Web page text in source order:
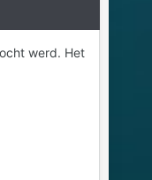
werd. Het